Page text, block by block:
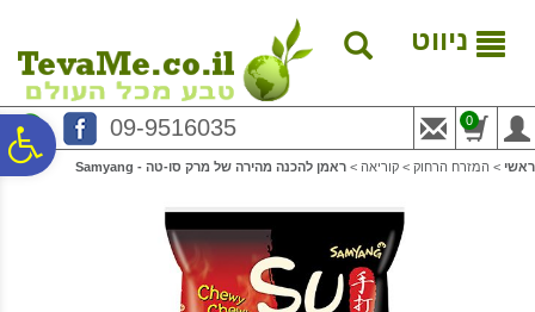
נגישות
המרכזי
ניווט
09-9516035 0
ראשי > המזרח הרחוק > קוריאה > ראמן להכנה מהירה של מרק סו-טה - Samyang